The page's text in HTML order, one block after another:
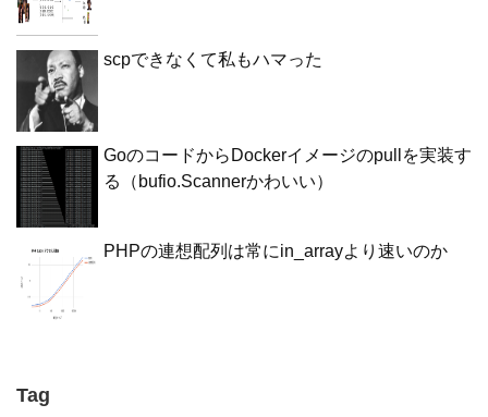
scpできなくて私もハマった
GoのコードからDockerイメージのpullを実装す
る（bufio.Scannerかわいい）
PHPの連想配列は常にin_arrayより速いのか
Tag